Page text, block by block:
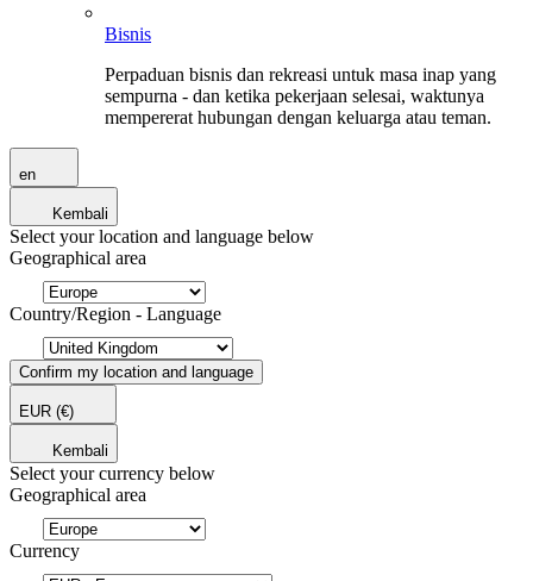
Bisnis
Perpaduan bisnis dan rekreasi untuk masa inap yang
sempurna - dan ketika pekerjaan selesai, waktunya
mempererat hubungan dengan keluarga atau teman.
en
Kembali
Select your location and language below
Geographical area
Country/Region - Language
Confirm my location and language
EUR (€)
Kembali
Select your currency below
Geographical area
Currency